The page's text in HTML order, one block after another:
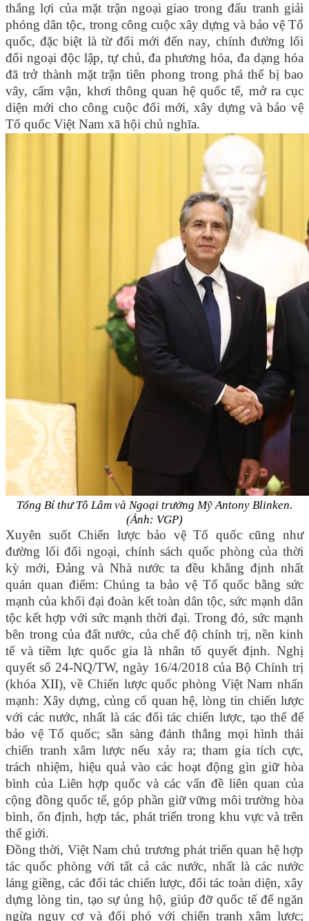
thắng lợi của mặt trận ngoại giao trong đấu tranh giải
phóng dân tộc, trong công cuộc xây dựng và bảo vệ Tổ
quốc, đặc biệt là từ đổi mới đến nay, chính đường lối
đối ngoại độc lập, tự chủ, đa phương hóa, đa dạng hóa
đã trở thành mặt trận tiên phong trong phá thế bị bao
vây, cấm vận, khơi thông quan hệ quốc tế, mở ra cục
diện mới cho công cuộc đổi mới, xây dựng và bảo vệ
Tổ quốc Việt Nam xã hội chủ nghĩa.
Tổng Bí thư Tô Lâm và Ngoại trưởng Mỹ Antony Blinken.
(Ảnh: VGP)
Xuyên suốt Chiến lược bảo vệ Tổ quốc cũng như
đường lối đối ngoại, chính sách quốc phòng của thời
kỳ mới, Đảng và Nhà nước ta đều khẳng định nhất
quán quan điểm: Chúng ta bảo vệ Tổ quốc bằng sức
mạnh của khối đại đoàn kết toàn dân tộc, sức mạnh dân
tộc kết hợp với sức mạnh thời đại. Trong đó, sức mạnh
bên trong của đất nước, của chế độ chính trị, nền kinh
tế và tiềm lực quốc gia là nhân tố quyết định. Nghị
quyết số 24-NQ/TW, ngày 16/4/2018 của Bộ Chính trị
(khóa XII), về Chiến lược quốc phòng Việt Nam nhấn
mạnh: Xây dựng, củng cố quan hệ, lòng tin chiến lược
với các nước, nhất là các đối tác chiến lược, tạo thế để
bảo vệ Tổ quốc; sẵn sàng đánh thắng mọi hình thái
chiến tranh xâm lược nếu xảy ra; tham gia tích cực,
trách nhiệm, hiệu quả vào các hoạt động gìn giữ hòa
bình của Liên hợp quốc và các vấn đề liên quan của
cộng đồng quốc tế, góp phần giữ vững môi trường hòa
bình, ổn định, hợp tác, phát triển trong khu vực và trên
thế giới.
Đồng thời, Việt Nam chủ trương phát triển quan hệ hợp
tác quốc phòng với tất cả các nước, nhất là các nước
láng giềng, các đối tác chiến lược, đối tác toàn diện, xây
dựng lòng tin, tạo sự ủng hộ, giúp đỡ quốc tế để ngăn
ngừa nguy cơ và đối phó với chiến tranh xâm lược;